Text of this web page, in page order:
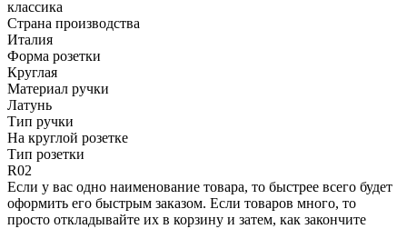
классика
Страна производства
Италия
Форма розетки
Круглая
Материал ручки
Латунь
Тип ручки
На круглой розетке
Тип розетки
R02
Если у вас одно наименование товара, то быстрее всего будет
оформить его быстрым заказом. Если товаров много, то
просто откладывайте их в корзину и затем, как закончите